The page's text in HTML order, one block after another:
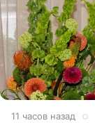
11 часов назад